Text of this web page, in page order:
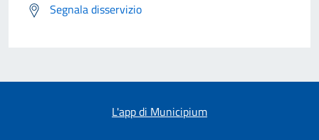
Segnala disservizio
L'app di Municipium